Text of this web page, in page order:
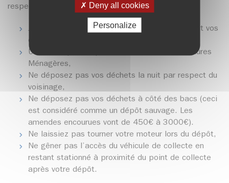
Deny all cookies
Personalize
respecter les bonnes pratiques suivantes :
Jetez vos ordures ménagères en sacs fermés et vos
emballages en vrac (pas de sacs),
Utilisez la pédale pour ouvrir le conteneur Ordures
Ménagères,
Ne déposez pas vos déchets la nuit par respect du
voisinage,
Ne déposez pas vos déchets à côté des bacs (ceci
est considéré comme un dépôt sauvage. Les
amendes encourues vont de 450€ à 3000€).
Ne laissiez pas tourner votre moteur lors du dépôt,
Ne gêner pas l’accès du véhicule de collecte en
restant stationné à proximité du point de collecte
après votre dépôt.